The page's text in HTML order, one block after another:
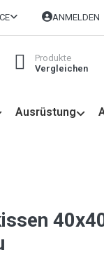
ANMELDEN
Produkte
Vergleichen
Ausrüstung